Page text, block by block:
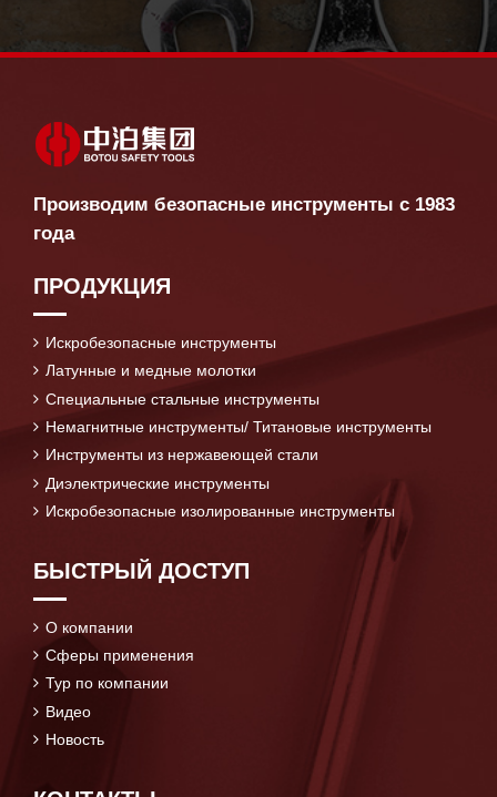
Производим безопасные инструменты с 1983
года
ПРОДУКЦИЯ
Искробезопасные инструменты
Латунные и медные молотки
Специальные стальные инструменты
Немагнитные инструменты/ Титановые инструменты
Инструменты из нержавеющей стали
Диэлектрические инструменты
Искробезопасные изолированные инструменты
БЫСТРЫЙ ДОСТУП
О компании
Сферы применения
Тур по компании
Видео
Новость